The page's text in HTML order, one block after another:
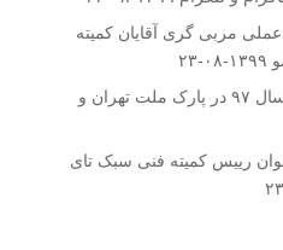
۱ تا ۴ و دوره عملی مربی گری آقایان کمیته
۱۳۹۹-۰۸-۲۳
برگزاری روز جهانی تای چی سال ۹۷ در پارک ملت تهران و
رییس کمیته فنى سبک تای